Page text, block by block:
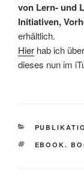
von Lern- und
Initiativen,
erhältlich.
Hier hab ich
dieses nun im
EBOOK.